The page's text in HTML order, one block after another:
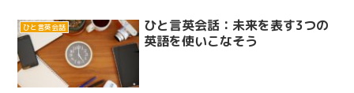
ひと言英会話
ひと言英会話：未来を表す3つの
英語を使いこなそう